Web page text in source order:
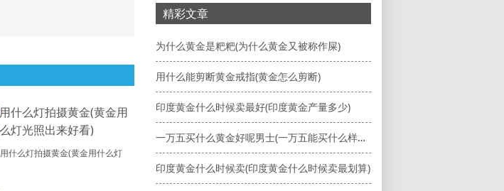
用什么灯拍摄黄金(黄金用什么灯
精彩文章
为什么黄金是粑粑(为什么黄金又被称作屎)
用什么能剪断黄金戒指(黄金怎么剪断)
印度黄金什么时候卖最好(印度黄金产量多少)
一万五买什么黄金好呢男士(一万五能买什么样的钻戒)
印度黄金什么时候卖(印度黄金什么时候卖最划算)